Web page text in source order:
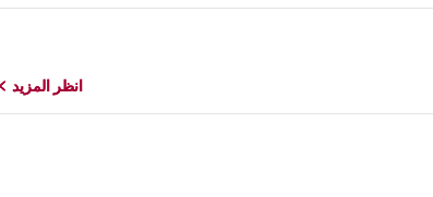
انظر المزيد
انظر المزيد